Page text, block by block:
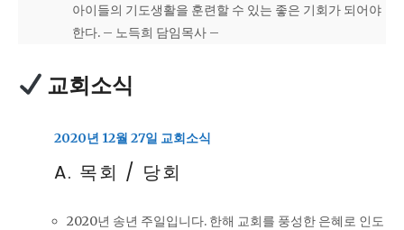
아이들의 기도생활을 훈련할 수 있는 좋은 기회가 되어야
한다. – 노득희 담임목사 –
교회소식
2020년 12월 27일 교회소식
A. 목회 / 당회
2020년 송년 주일입니다. 한해 교회를 풍성한 은혜로 인도